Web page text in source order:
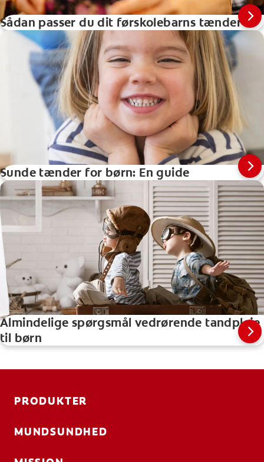
Sådan passer du dit førskolebarns tænder
Sunde tænder for børn: En guide
Almindelige spørgsmål vedrørende tandpleje
til børn
PRODUKTER
MUNDSUNDHED